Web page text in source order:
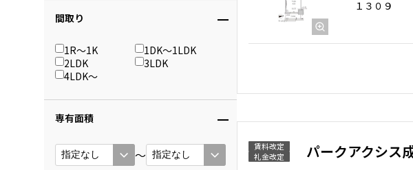
間取り
1R〜1K
1DK〜1LDK
2LDK
3LDK
4LDK〜
専有面積
〜
１３０９
賃料改定
礼金改定
パークアクシス